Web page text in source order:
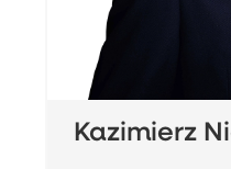
Kazimierz